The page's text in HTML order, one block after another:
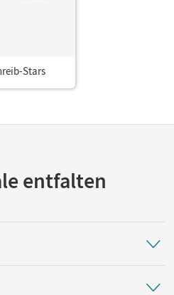
Stars
entfalten